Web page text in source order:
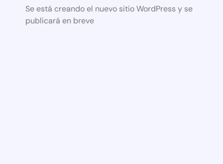
Se está creando el nuevo sitio WordPress y se
publicará en breve